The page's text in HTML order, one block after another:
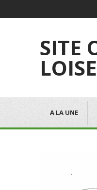
SITE
A LA UNE